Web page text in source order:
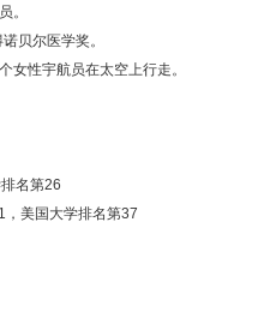
。
贝尔医学奖。
女性宇航员在太空上行走。
名第26
美国大学排名第37